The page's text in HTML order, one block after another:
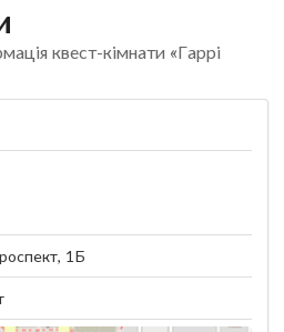
квест-кімнати «Гаррі
1Б